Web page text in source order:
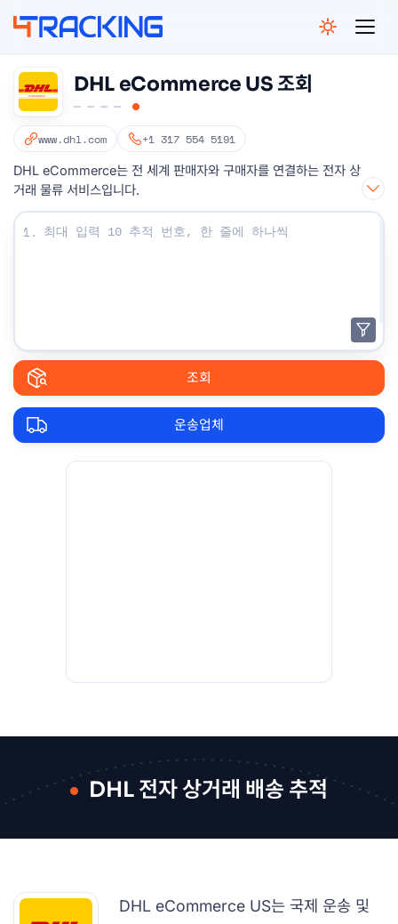
DHL eCommerce US 조회
www.dhl.com +1 317 554 5191
DHL eCommerce는 전 세계 판매자와 구매자를 연결하는 전자 상
거래 물류 서비스입니다.
조회 번호를 입력하십시오 :
1.
조회
운송업체
DHL 전자 상거래 배송 추적
DHL eCommerce US는 국제 운송 및